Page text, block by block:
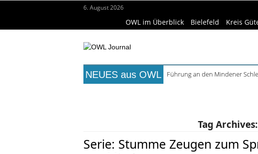
6. August 2026
OWL im Überblick Bielefeld Kreis
NEUES aus OWL
Führung an den Mindener
Tag Archives:
Serie: Stumme Zeugen zum